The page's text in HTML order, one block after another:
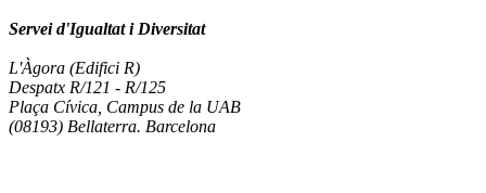
Servei d'Igualtat i Diversitat
L'Àgora (Edifici R)
Despatx R/121 - R/125
Plaça Cívica, Campus de la UAB
(08193) Bellaterra. Barcelona